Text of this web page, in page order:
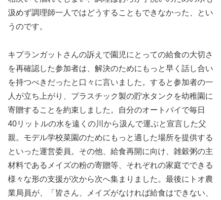
汲めず調理師一人ではどうすることもできなかった、とい
うのです。
キプランガットさんの訴えで園児にとっての給食の大切さ
を再確認した参加者は、解決のためにもっと早く話し合い
を持つべきだったと口々に言いました。すると参加者の一
人が立ち上がり、プラスチック製の貯水タンクを幼稚園に
寄贈することを約束しました。自分のオートバイで毎日
40リットルの水を遠くの川から汲んで運ぶと宣言した父
親。モデル学校菜園のためにもっと適した場所を提供する
といった運営委員。その他、給食再開に向け、雑穀粥の主
材料であるメイズの粉の寄贈等、それぞれの家庭でできる
様々な形の支援が次から次へ集まりました。最後にトオ農
業局員が、「皆さん、メイズがなければ給食はできない、